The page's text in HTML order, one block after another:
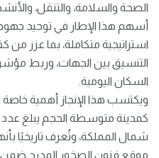
الصحة والسلامة، والتنقل،
أسهم هذا الإطار في توحيد
استراتيجية متكاملة، بما عزز من
التنسيق بين الجهات، وربط
السكان اليومية.
ويكتسب هذا الإنجاز أهمية خاصة
شمال المملكة، وتُعرف تاريخيًا
موقع فنون الصخور المدرج ضمن